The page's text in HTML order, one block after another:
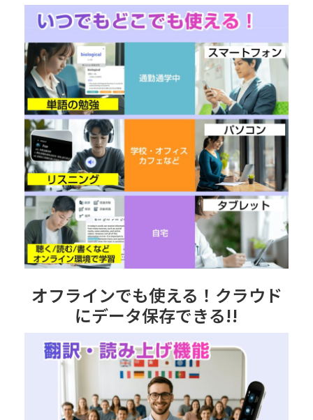
オフラインでも使える！クラウド
にデータ保存できる!!